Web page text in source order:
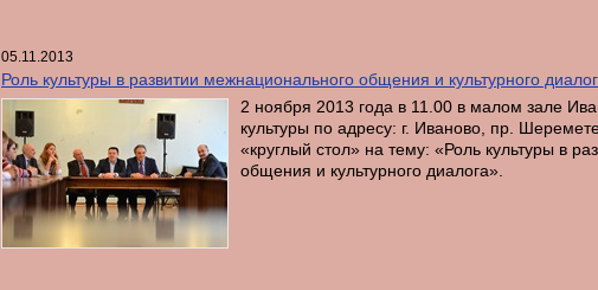
05.11.2013
Роль культуры в развитии межнационального общения и культурного
2 ноября 2013 года в 11.00 в малом зале
культуры по адресу: г. Иваново, пр.
«круглый стол» на тему: «Роль культуры в
общения и культурного диалога».